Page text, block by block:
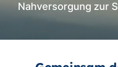
Nahversorgung zur